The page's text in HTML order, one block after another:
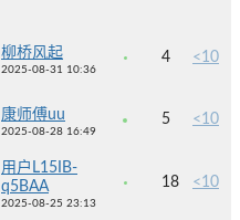
柳桥风起
2025-08-31 10:36
4 <10
康师傅uu
2025-08-28 16:49
5 <10
用户L15IB-
q5BAA
2025-08-25 23:13
18 <10